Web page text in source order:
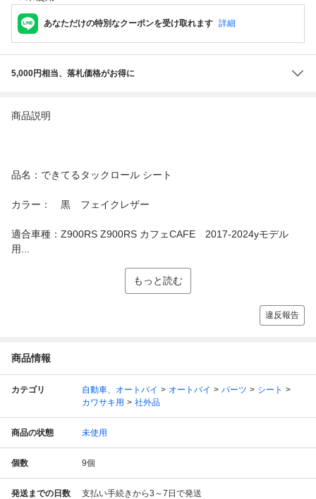
あなただけの特別なクーポンを受け取れます 詳細
5,000円相当、落札価格がお得に
商品説明
品名：できてるタックロール シート
カラー： 黒 フェイクレザー
適合車種：Z900RS Z900RS カフェCAFE 2017-2024yモデル
用...
もっと読む
違反報告
商品情報
カテゴリ 自動車、オートバイ オートバイ パーツ
シート
カワサキ用
社外品
商品の状態 未使用
個数 9個
発送までの日数 支払い手続きから3～7日で発送